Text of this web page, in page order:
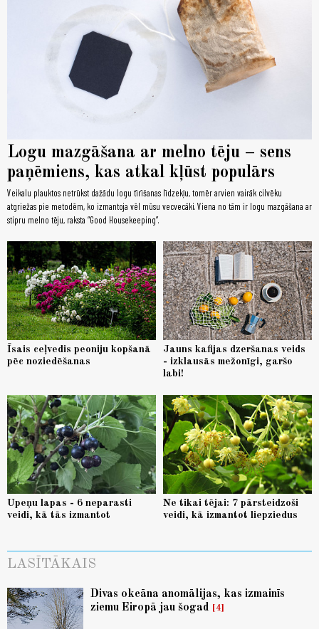
Logu mazgāšana ar melno tēju – sens
paņēmiens, kas atkal kļūst populārs
Veikalu plauktos netrūkst dažādu logu tīrīšanas līdzekļu, tomēr arvien vairāk cilvēku
atgriežas pie metodēm, ko izmantoja vēl mūsu vecvecāki. Viena no tām ir logu mazgāšana ar
stipru melno tēju, raksta “Good Housekeeping”.
Īsais ceļvedis peoniju kopšanā
pēc noziedēšanas
Jauns kafijas dzeršanas veids
- izklausās mežonīgi, garšo
labi!
Upeņu lapas - 6 neparasti
veidi, kā tās izmantot
Ne tikai tējai: 7 pārsteidzoši
veidi, kā izmantot liepziedus
LASĪTĀKAIS
Divas okeāna anomālijas, kas izmainīs
ziemu Eiropā jau šogad
4